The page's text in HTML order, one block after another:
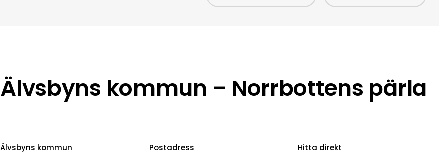
Älvsbyns kommun – Norrbottens pärla
Älvsbyns kommun Postadress Hitta direkt